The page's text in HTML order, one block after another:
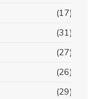
(17)
(31)
(27)
(26)
(29)